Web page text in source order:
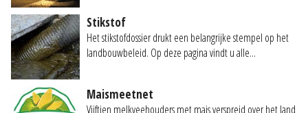
Stikstof
Het stikstofdossier drukt een belangrijke stempel op het
landbouwbeleid. Op deze pagina vindt u alle...
Maismeetnet
Vijftien melkveehouders met mais verspreid over het land